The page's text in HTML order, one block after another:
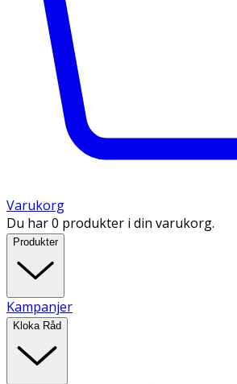
Varukorg
Du har 0 produkter i din varukorg.
Produkter
Kampanjer
Kloka Råd